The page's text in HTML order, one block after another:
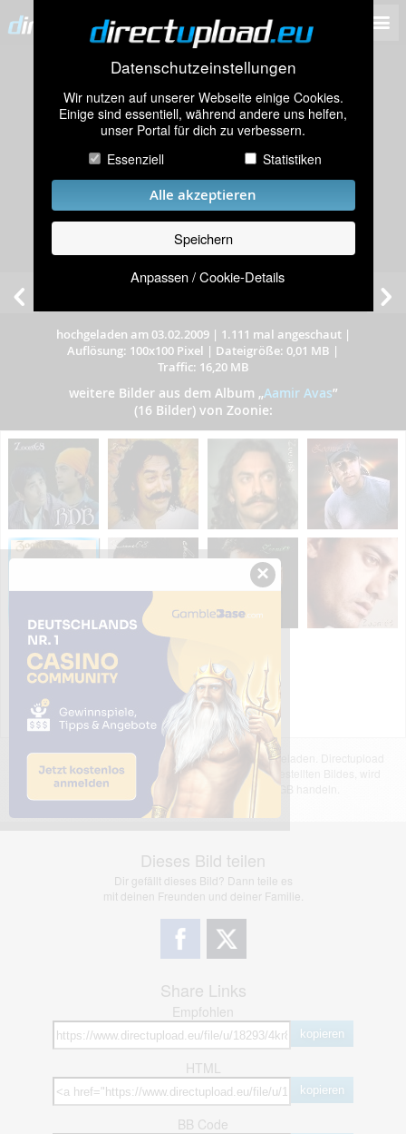
Datenschutzeinstellungen
Wir nutzen auf unserer Webseite einige Cookies.
Einige sind essentiell, während andere uns helfen,
unser Portal für dich zu verbessern.
Essenziell
Statistiken
Alle akzeptieren
Speichern
Anpassen / Cookie-Details
hochgeladen am 03.02.2009| 1.111 mal angeschaut|
Auflösung: 100x100 Pixel | Dateigröße: 0,01 MB |
Traffic: 16,20 MB
weitere Bilder aus dem Album „Aamir Avas”
(16 Bilder) von Zoonie:
Das dargestellte Bild wurde von einem Nutzer hochgeladen. Directupload
übernimmt keinerlei Haftung für den Inhalt des dargestellten Bildes, wird
jedoch bei Verstößen nach §2(3) unserer AGB handeln.
Dieses Bild teilen
Dir gefällt dieses Bild? Dann teile es
mit deinen Freunden und deiner Familie.
Share Links
Empfohlen
kopieren
HTML
kopieren
BB Code
×